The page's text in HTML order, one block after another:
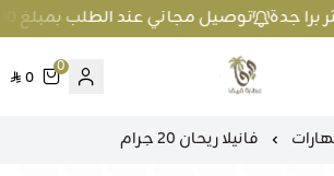
توصيل مجاني عند الطلب بمبلغ 100 ريال واكثر داخل جدة و 200 ريال واكثر برا جدة
متجر عطارة فيفا
0
0
فانيلا ريحان 20 جرام